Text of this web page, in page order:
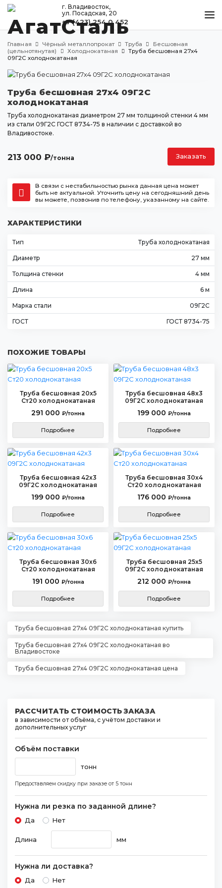
г. Владивосток,
ул. Посадская, 20
+7 (423) 254 0 452
КАТАЛОГ
МЕТАЛЛООБРАБОТКА
ДОСТАВКА И ОПЛАТА
Владивосток
ул. Посадская, 20
agatstal@mail.ru
Главная Чёрный металлопрокат Труба
Бесшовная
(цельнотянутая)
Холоднокатаная
Труба бесшовная 27х4
09Г2С холоднокатаная
Труба бесшовная 27х4 09Г2С
холоднокатаная
Труба холоднокатаная диаметром 27 мм толщиной стенки 4 мм
из стали 09Г2С ГОСТ 8734-75 в наличии с доставкой во
Владивостоке.
213 000 ₽/тонна Заказать
В связи с нестабильностью рынка данная цена может
быть не актуальной. Уточнить цену на сегодняшний день
вы можете, позвонив по телефону, указанному на сайте.
ХАРАКТЕРИСТИКИ
Тип Труба холоднокатаная
Диаметр 27 мм
Толщина стенки 4 мм
Длина 6 м
Марка стали 09Г2С
ГОСТ ГОСТ 8734-75
ПОХОЖИЕ ТОВАРЫ
Труба бесшовная 20х5
Ст20 холоднокатаная
291 000 ₽/тонна
Подробнее
Труба бесшовная 48х3
09Г2С холоднокатаная
199 000 ₽/тонна
Подробнее
Труба бесшовная 42х3
09Г2С холоднокатаная
199 000 ₽/тонна
Подробнее
Труба бесшовная 30х4
Ст20 холоднокатаная
176 000 ₽/тонна
Подробнее
Труба бесшовная 30х6
Ст20 холоднокатаная
191 000 ₽/тонна
Подробнее
Труба бесшовная 25х5
09Г2С холоднокатаная
212 000 ₽/тонна
Подробнее
Труба бесшовная 27х4 09Г2С холоднокатаная купить
Труба бесшовная 27х4 09Г2С холоднокатаная во
Владивостоке
Труба бесшовная 27х4 09Г2С холоднокатаная цена
РАССЧИТАТЬ СТОИМОСТЬ ЗАКАЗА
в зависимости от объёма, с учётом доставки и
дополнительных услуг
Объём поставки
тонн
Предоставляем скидку при заказе от 5 тонн
Нужна ли резка по заданной длине?
Да Нет
Длина мм
Нужна ли доставка?
Да Нет